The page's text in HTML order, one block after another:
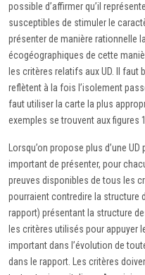
possible d’affirmer qu’il
susceptibles de stimuler le
présenter de manière rationnelle
écogéographiques de cette
les critères relatifs aux UD. Il
reflètent à la fois l’isolement
faut utiliser la carte la plus
exemples se trouvent aux figures
Lorsqu’on propose plus d’une
important de présenter, pour
preuves disponibles de tous les
pourraient contredire la structure
rapport) présentant la structure
les critères utilisés pour appuyer
important dans l’évolution de
dans le rapport. Les critères